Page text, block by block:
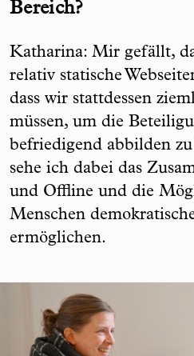
Bereich?
Katharina: Mir gefällt,
relativ statische
dass wir stattdessen
müssen, um die
befriedigend abbilden
sehe ich dabei das
und Offline und die
Menschen
ermöglichen.